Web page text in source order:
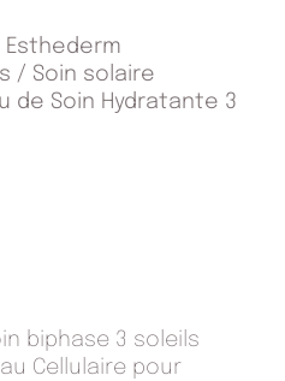
Esthederm
/ Soin solaire
de Soin Hydratante 3
biphase 3 soleils
Cellulaire pour